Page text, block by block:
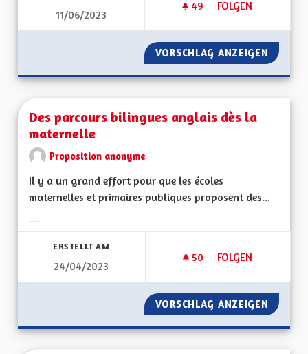
11/06/2023
49 49 FOLLOWER
FOLGEN
L'ALSACE UNE
VORSCHLAG ANZEIGEN
Des parcours bilingues anglais dès la
maternelle
Proposition anonyme
Il y a un grand effort pour que les écoles
maternelles et primaires publiques proposent des...
ERSTELLT AM
24/04/2023
50 50 FOLLOWER
FOLGEN
DES PARCOURS
VORSCHLAG ANZEIGEN DES